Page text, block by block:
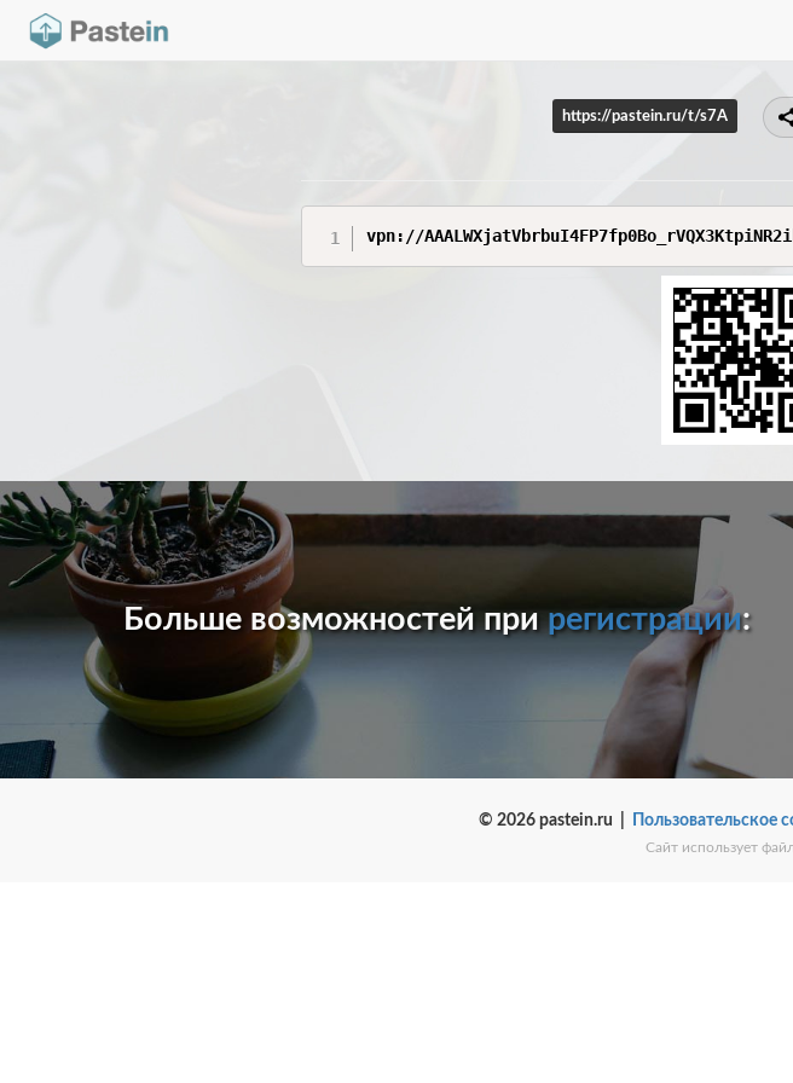
https://pastein.ru/t/s7A
vpn://
Больше возможностей прирегистрации:
© 2026 pastein.ru | Пользовательское
Сайт использует